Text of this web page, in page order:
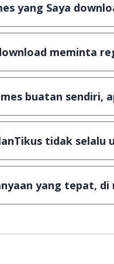
yang Saya
dengan 3 jenis
meminta
ada beberapa
buatan sendiri,
ke
tidak selalu
yang ada di
yang tepat, di
setiap pertanyaan